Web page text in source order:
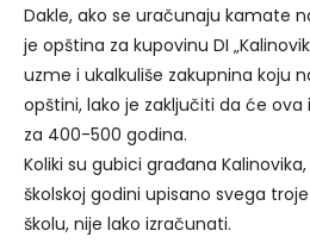
Dakle, ako se uračunaju kamate
je opština za kupovinu DI
uzme i ukalkuliše zakupnina koju
opštini, lako je zaključiti da će
za 400-500 godina.
Koliki su gubici građana
školskoj godini upisano svega
školu, nije lako izračunati.